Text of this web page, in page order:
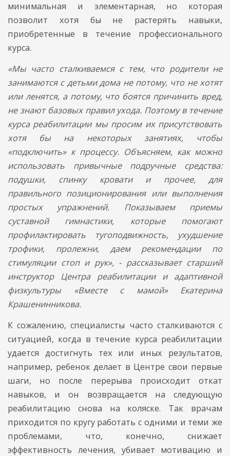
минимальная и элементарная, но которая
позволит хотя бы не растерять навыки,
приобретенные в течение профессионального
курса.
«Мы часто сталкиваемся с тем, что родители не
занимаются с детьми дома не потому, что не хотят
или ленятся, а потому, что боятся причинить вред,
не знают базовых правил ухода. Поэтому в течение
курса реабилитации мы просим их присутствовать
хотя бы на некоторых занятиях, чтобы
«подключить» к процессу. Объясняем, как можно
использовать привычные подручные средства:
подушки, спинку кровати и прочее, для
правильного позиционирования или выполнения
простых упражнений. Показываем приемы
суставной гимнастики, которые помогают
профилактировать тугоподвижность, ухудшение
трофики, пролежни, даем рекомендации по
стимуляции стоп и рук», - рассказывает старший
инструктор Центра реабилитации и адаптивной
физкультуры «Вместе с мамой» Екатерина
Крашенинникова.
К сожалению, специалисты часто сталкиваются с
ситуацией, когда в течение курса реабилитации
удается достигнуть тех или иных результатов,
например, ребенок делает в Центре свои первые
шаги, но после перерыва происходит откат
навыков, и он возвращается на следующую
реабилитацию снова на коляске. Так врачам
приходится по кругу работать с одними и теми же
проблемами, что, конечно, снижает
эффективность лечения, убивает мотивацию и